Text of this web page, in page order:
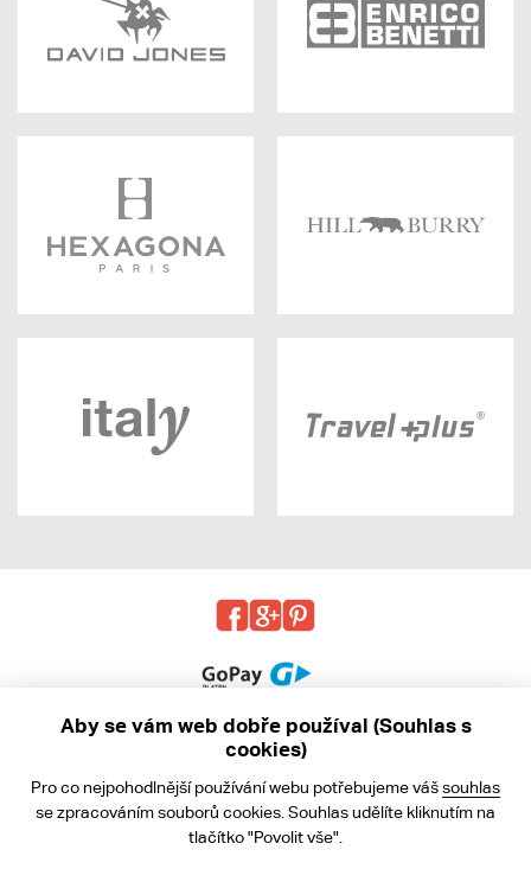
Obchodní podmínky
Ochrana osobních údajů
Aby se vám web dobře používal (Souhlas s
cookies)
Pro co nejpohodlnější používání webu potřebujeme vášsouhlas
se zpracováním souborů cookies. Souhlas udělíte kliknutím na
tlačítko "Povolit vše".